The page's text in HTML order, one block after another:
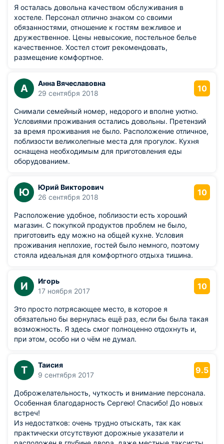
Я осталась довольна качеством обслуживания в
хостеле. Персонал отлично знаком со своими
обязанностями, отношение к гостям вежливое и
дружественное. Цены невысокие, постельное белье
качественное. Хостел стоит рекомендовать,
размещение комфортное.
А
Анна Вячеславовна
29 сентября 2018
10
Снимали семейный номер, недорого и вполне уютно.
Условиями проживания остались довольны. Претензий
за время проживания не было. Расположение отличное,
поблизости великолепные места для прогулок. Кухня
оснащена необходимым для приготовления еды
оборудованием.
Ю
Юрий Викторович
26 сентября 2018
10
Расположение удобное, поблизости есть хороший
магазин. С покупкой продуктов проблем не было,
приготовить еду можно на общей кухне. Условия
проживания неплохие, гостей было немного, поэтому
стояла идеальная для комфортного отдыха тишина.
И
Игорь
17 ноября 2017
10
Это просто потрясающее место, в которое я
обязательно бы вернулась ещё раз, если бы была такая
возможность. Я здесь смог полноценно отдохнуть и,
при этом, особо ни о чём не думал.
Т
Таисия
9 сентября 2017
9.5
Доброжелательность, чуткость и внимание персонала.
Особенная благодарность Сергею! Спасибо! До новых
встреч!
Из недостатков: очень трудно отыскать, так как
практически отсутствуют дорожные указатели и